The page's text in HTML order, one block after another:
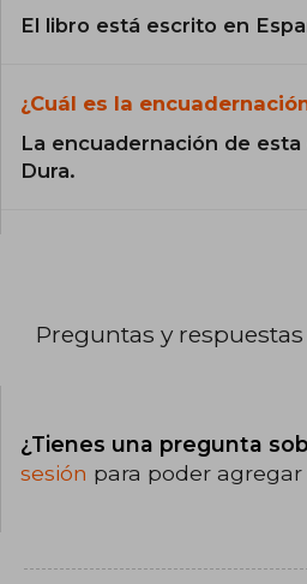
El libro está escrito en
¿Cuál es la
La encuadernación de
Dura.
Preguntas y
¿Tienes una pregunta
sesión para poder